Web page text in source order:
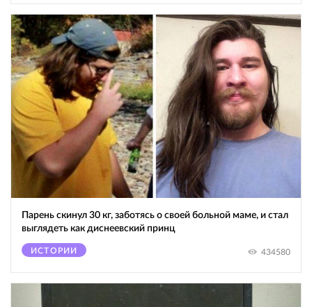
Парень скинул 30 кг, заботясь о своей больной маме, и стал
выглядеть как диснеевский принц
ИСТОРИИ 434580